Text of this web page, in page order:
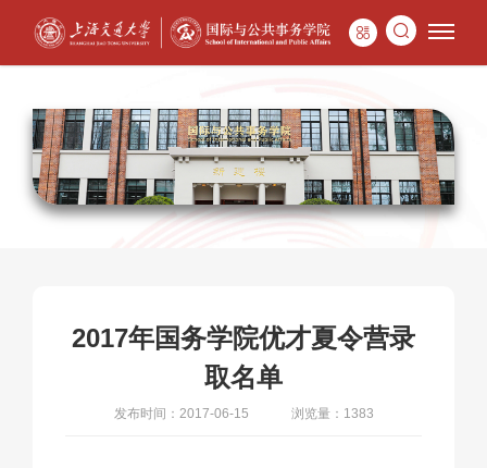
2017年国务学院优才夏令营录
取名单
发布时间：2017-06-15 浏览量：1383